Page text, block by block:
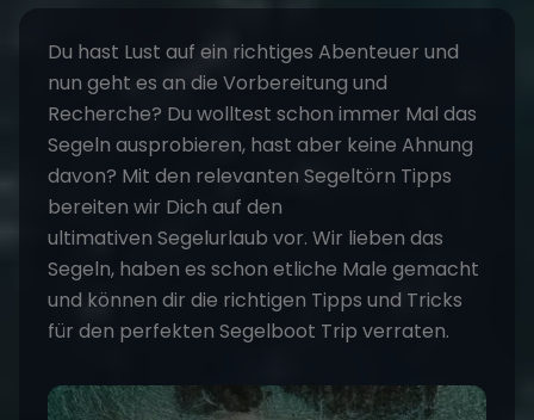
Du hast Lust auf ein richtiges Abenteuer und
nun geht es an die Vorbereitung und
Recherche? Du wolltest schon immer Mal das
Segeln ausprobieren, hast aber keine Ahnung
davon? Mit den relevanten Segeltörn Tipps
bereiten wir Dich auf den
ultimativen Segelurlaub vor. Wir lieben das
Segeln, haben es schon etliche Male gemacht
und können dir die richtigen Tipps und Tricks
für den perfekten Segelboot Trip verraten.